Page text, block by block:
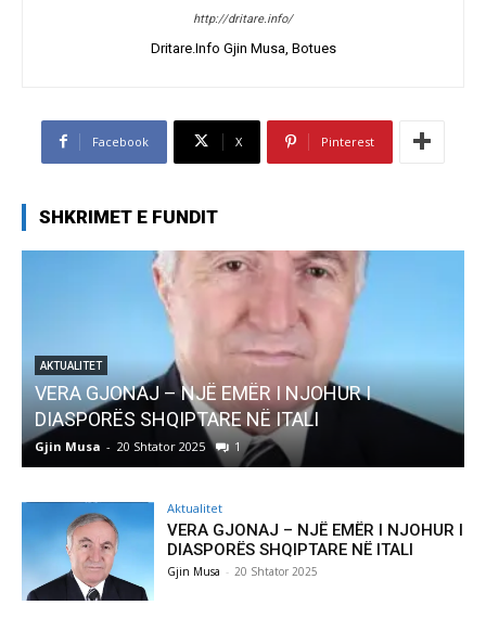
http://dritare.info/
Dritare.Info Gjin Musa, Botues
Facebook X Pinterest
SHKRIMET E FUNDIT
AKTUALITET
VERA GJONAJ – NJË EMËR I NJOHUR I
DIASPORËS SHQIPTARE NË ITALI
Gjin Musa - 20 Shtator 2025 1
Aktualitet
VERA GJONAJ – NJË EMËR I NJOHUR I
DIASPORËS SHQIPTARE NË ITALI
Gjin Musa - 20 Shtator 2025